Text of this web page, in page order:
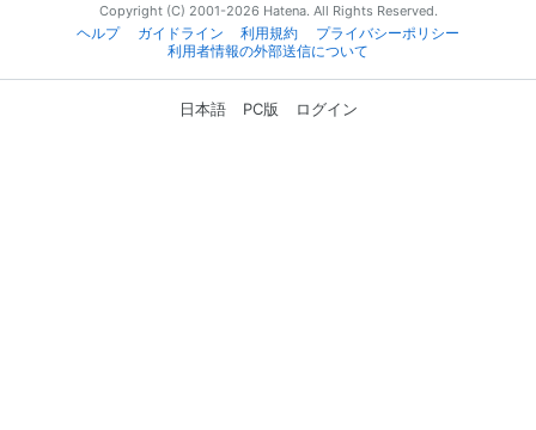
Copyright (C) 2001-2026 Hatena. All Rights Reserved.
ヘルプ
ガイドライン 利用規約
プライバシーポリシー
利用者情報の外部送信について
日本語 PC版 ログイン